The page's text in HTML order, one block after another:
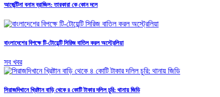
আর্জেন্টিনা বনাম ব্রাজিল: তারকারা কে কোন দলে
বাংলাদেশের বিপক্ষে টি-টোয়েন্টি সিরিজ বাতিল করল অস্ট্রেলিয়া
সব খবর
সিরাজদিখানে খ্রিষ্টান বাড়ি থেকে ৪ কোটি টাকার দলিল চুরি: থানায় জিডি